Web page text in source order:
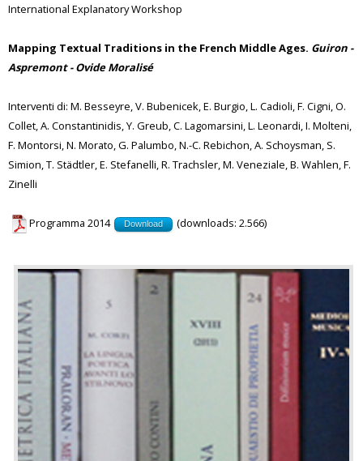
International Explanatory Workshop
Mapping Textual Traditions in the French Middle Ages. Guiron -
Aspremont - Ovide Moralisé
Interventi di: M. Besseyre, V. Bubenicek, E. Burgio, L. Cadioli, F. Cigni, O.
Collet, A. Constantinidis, Y. Greub, C. Lagomarsini, L. Leonardi, I. Molteni,
F. Montorsi, N. Morato, G. Palumbo, N.-C. Rebichon, A. Schoysman, S.
Simion, T. Städtler, E. Stefanelli, R. Trachsler, M. Veneziale, B. Wahlen, F.
Zinelli
Programma 2014 Download (downloads: 2.566)